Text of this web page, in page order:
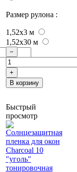
Размер рулона :
1,52x3 м
1,52x30 м
−
+
В корзину
Быстрый
просмотр